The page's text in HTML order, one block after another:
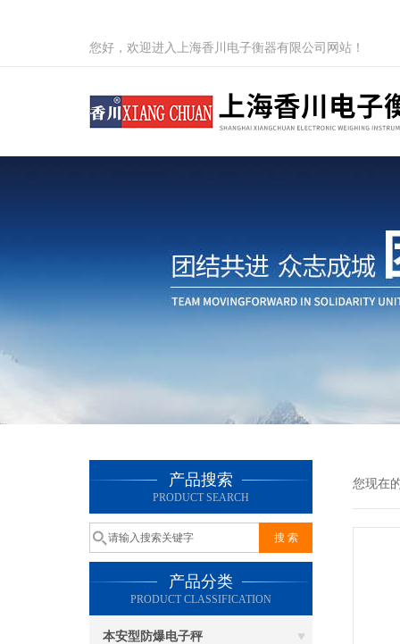
您好，欢迎进入上海香川电子衡器有限公司网站！
产品搜索
PRODUCT SEARCH
产品分类
PRODUCT CLASSIFICATION
本安型防爆电子秤
您现在